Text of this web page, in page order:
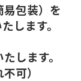
包装）を
します。
します。
可）